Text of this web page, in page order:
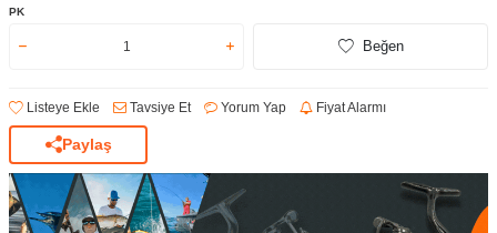
PK
Beğen
Listeye Ekle Tavsiye Et Yorum Yap Fiyat Alarmı
Paylaş